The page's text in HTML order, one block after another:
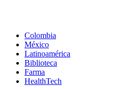
Colombia
México
Latinoamérica
Biblioteca
Farma
HealthTech